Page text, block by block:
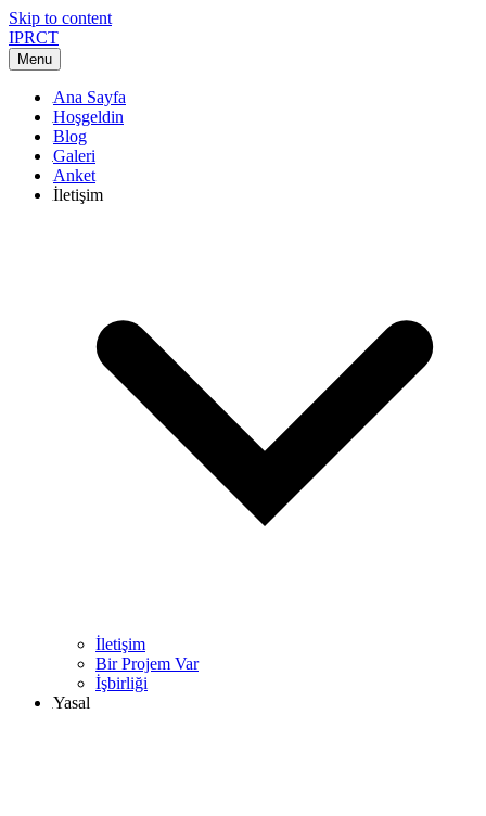
Skip to content
IPRCT
Menu
Ana Sayfa
Hoşgeldin
Blog
Galeri
Anket
İletişim
İletişim
Bir Projem Var
İşbirliği
Yasal